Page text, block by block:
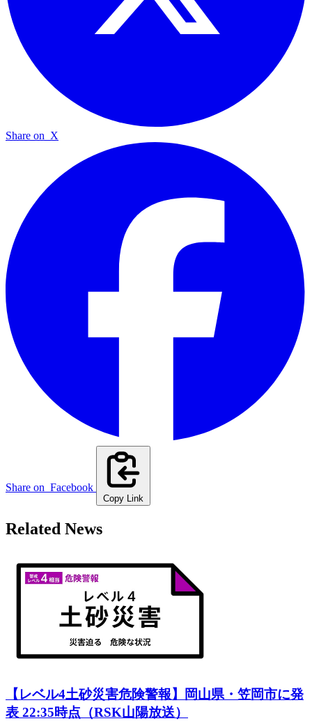
Share on X
Share on Facebook
Copy Link
Related News
【レベル4土砂災害危険警報】岡山県・笠岡市に発
表 22:35時点（RSK山陽放送）